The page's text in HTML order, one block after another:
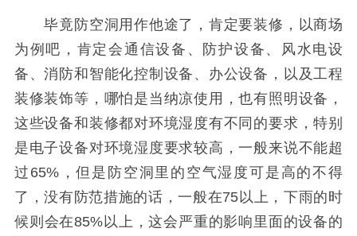
毕竟防空洞用作他途了，肯定要装修，以商场
为例吧，肯定会通信设备、防护设备、风水电设
备、消防和智能化控制设备、办公设备，以及工程
装修装饰等，哪怕是当纳凉使用，也有照明设备，
这些设备和装修都对环境湿度有不同的要求，特别
是电子设备对环境湿度要求较高，一般来说不能超
过65%，但是防空洞里的空气湿度可是高的不得
了，没有防范措施的话，一般在75以上，下雨的时
候则会在85%以上，这会严重的影响里面的设备的